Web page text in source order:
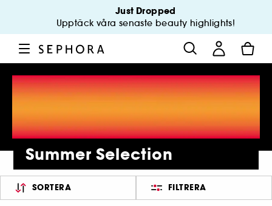
Just Dropped
Upptäck våra senaste beauty highlights!
Summer Selection
SORTERA FILTRERA